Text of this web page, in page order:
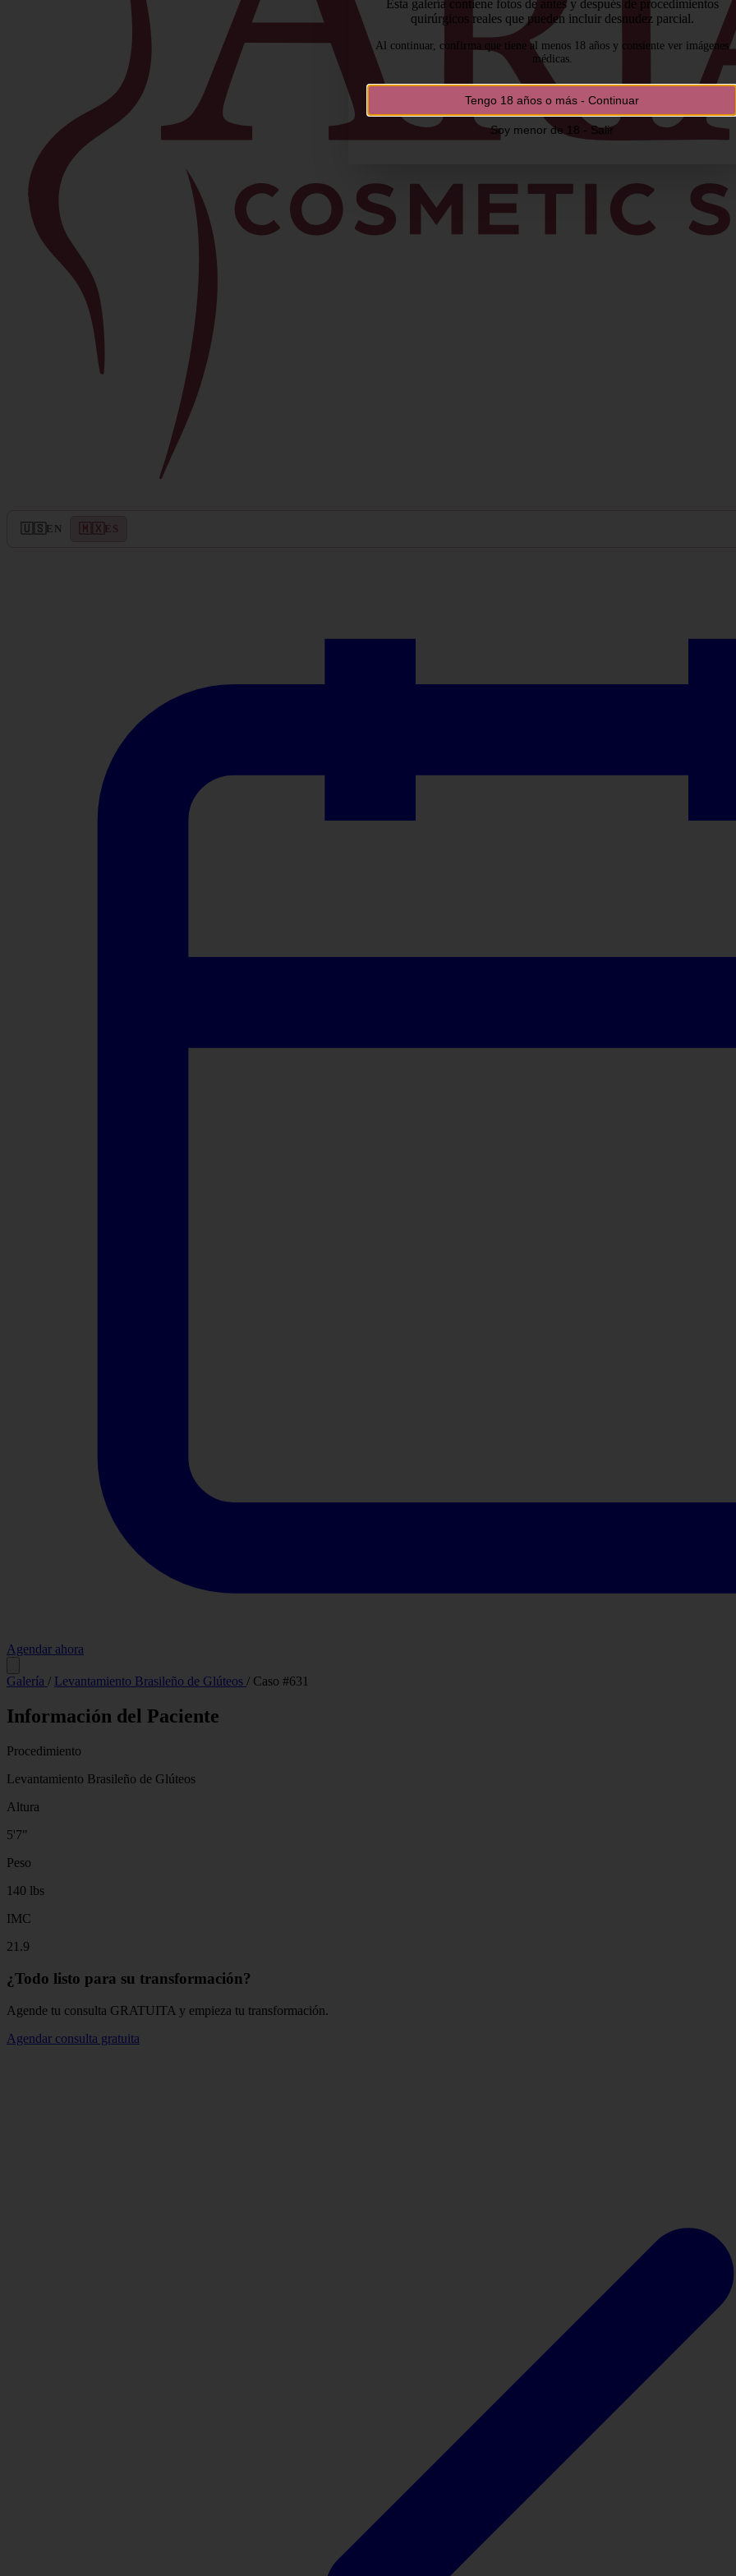
Blefaroplastia
Levantamiento de Cejas
Bichectomía
Lipo de Papada
Lifting Facial
Morpheus8
Lifting de Cuello
Rinoplastia
Ver todos los procedimientos →
🇺🇸 EN 🇲🇽 ES
Agendar ahora
Galería / Levantamiento Brasileño de Glúteos / Caso #631
Información del Paciente
Procedimiento
Levantamiento Brasileño de Glúteos
Altura
5'7"
Peso
140 lbs
IMC
21.9
¿Todo listo para su transformación?
Agende tu consulta GRATUITA y empieza tu transformación.
Agendar consulta gratuita
Esta galería contiene fotos de antes y después de procedimientos
quirúrgicos reales que pueden incluir desnudez parcial.
Al continuar, confirma que tiene al menos 18 años y consiente ver imágenes
médicas.
Tengo 18 años o más - Continuar
Soy menor de 18 - Salir